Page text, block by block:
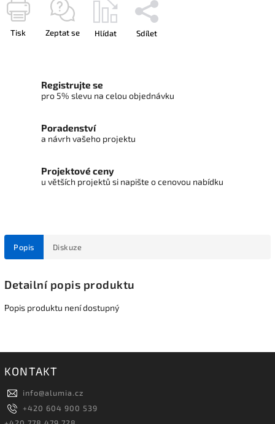
Tisk Zeptat se Hlídat Sdílet
Registrujte se
pro 5% slevu na celou objednávku
Poradenství
a návrh vašeho projektu
Projektové ceny
u větších projektů si napište o cenovou nabídku
Popis Diskuze
Detailní popis produktu
Popis produktu není dostupný
KONTAKT
info@alumia.cz
+420 604 900 539